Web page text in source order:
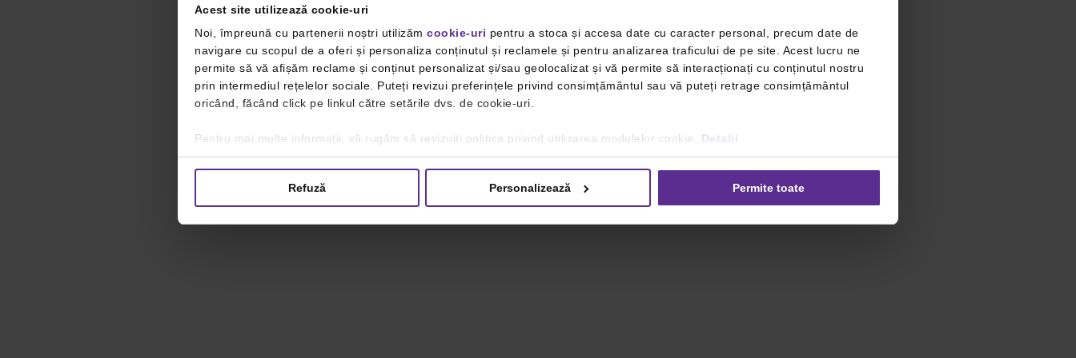
Acest site utilizează cookie-uri
Noi, împreună cu partenerii noștri utilizăm cookie-uri pentru a stoca și accesa date cu caracter personal, precum date de
navigare cu scopul de a oferi și personaliza conținutul și reclamele și pentru analizarea traficului de pe site. Acest lucru ne
permite să vă afișăm reclame și conținut personalizat și/sau geolocalizat și vă permite să interacționați cu conținutul nostru
prin intermediul rețelelor sociale. Puteți revizui preferințele privind consimțământul sau vă puteți retrage consimțământul
oricând, făcând click pe linkul către setările dvs. de cookie-uri.
Pentru mai multe informații, vă rugăm să revizuiți politica privind utilizarea modulelor cookie. Detalii
Refuză Personalizează Permite toate